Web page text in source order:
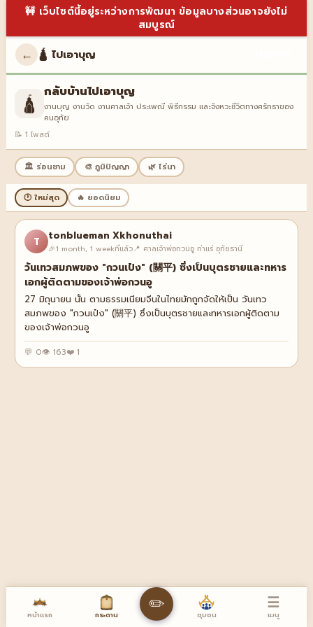
🚧 เว็บไซต์นี้อยู่ระหว่างการพัฒนา ข้อมูลบางส่วนอาจยังไม่
สมบูรณ์
← 🛕 ไปเอาบุญ
🛕
กลับบ้านไปเอาบุญ
งานบุญ งานวัด งานศาลเจ้า ประเพณี พิธีกรรม และจังหวะชีวิตทางศรัทธาของ
คนอุทัย
📝 1 โพสต์
🏛️ ร่อนชาม 🎨 ภูมิปัญญา 🌿 ไร่นา
🕐 ใหม่สุด 🔥 ยอดนิยม
T tonblueman Xkhonuthai
🎉1 month, 1 weekที่แล้ว📍 ศาลเจ้าพ่อกวนอู ท่าแร่ อุทัยธานี
วันเทวสมภพของ "กวนเป๋ง" (關平) ซึ่งเป็นบุตรชายและทหาร
เอกผู้ติดตามของเจ้าพ่อกวนอู
27 มิถุนายน นั้น ตามธรรมเนียมจีนในไทยมักถูกจัดให้เป็น วันเทว
สมภพของ "กวนเป๋ง" (關平) ซึ่งเป็นบุตรชายและทหารเอกผู้ติดตาม
ของเจ้าพ่อกวนอู
💬 0👁 163❤️ 1
หน้าแรก กระดาน ✏️ ชุมชน
☰
เมนู